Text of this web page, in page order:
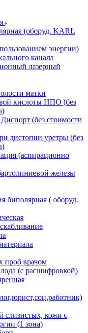
(оборуд. KARL
энергии)
канала
лазерный
матки
кислоты НПО (без
(без стоимости
дистопии уретры (без
(аспирационно
железы
биполярная ( оборуд.
проб врачом
(с расшифровкой)
слизистых, кожи с
(1 зона)